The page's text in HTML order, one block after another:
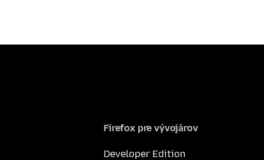
Firefox pre vývojárov
Developer Edition